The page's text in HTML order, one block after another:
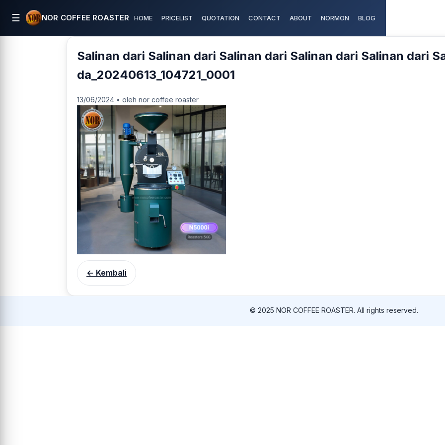
☰ NOR COFFEE ROASTER HOME PRICELIST QUOTATION CONTACT ABOUT NORMON BLOG
Salinan dari Salinan dari Salinan dari Salinan dari Salinan dari
da_20240613_104721_0001
13/06/2024 • oleh nor coffee roaster
← Kembali
© 2025 NOR COFFEE ROASTER. All rights reserved.